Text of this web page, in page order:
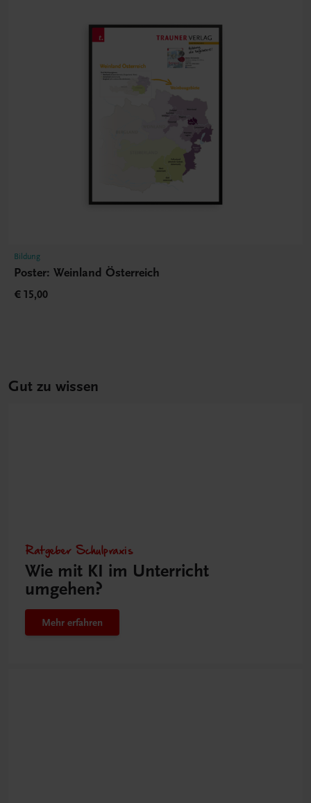
Bildung
Poster: Weinland Österreich
€ 15,00
Gut zu wissen
Ratgeber Schulpraxis
Wie mit KI im Unterricht
umgehen?
Mehr erfahren